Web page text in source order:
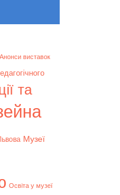
Анонси виставок
та
Музеї
Освіта у музеї